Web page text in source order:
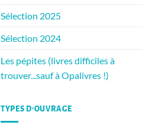
Sélection 2025
Sélection 2024
Les pépites (livres difficiles à
trouver...sauf à Opalivres !)
TYPES D’OUVRAGE